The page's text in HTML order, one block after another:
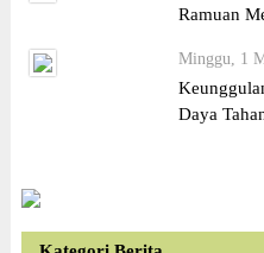
Ramuan
Minggu, 1
Daya